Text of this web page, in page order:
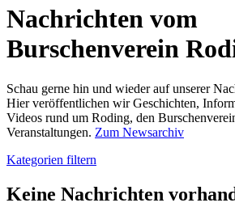
Nachrichten vom
Burschenverein
Schau gerne hin und wieder auf unserer
Hier veröffentlichen wir Geschichten,
Videos rund um Roding, den
Veranstaltungen. Zum Newsarchiv
Kategorien filtern
Keine Nachrichten